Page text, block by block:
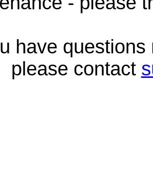
have
please contact